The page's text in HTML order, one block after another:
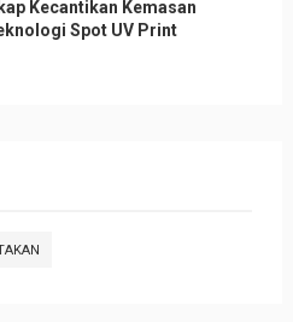
Kecantikan Kemasan
Spot UV Print